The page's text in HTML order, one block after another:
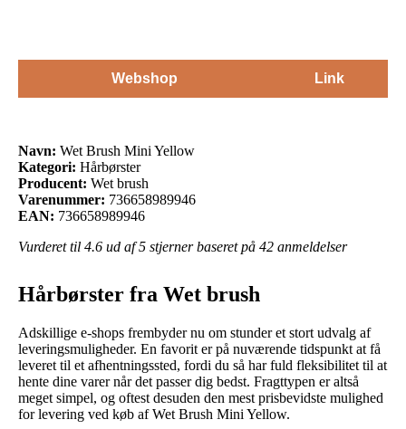
Webshop Link
Navn: Wet Brush Mini Yellow
Kategori: Hårbørster
Producent: Wet brush
Varenummer: 736658989946
EAN: 736658989946
Vurderet til 4.6 ud af 5 stjerner baseret på 42 anmeldelser
Hårbørster fra Wet brush
Adskillige e-shops frembyder nu om stunder et stort udvalg af
leveringsmuligheder. En favorit er på nuværende tidspunkt at få
leveret til et afhentningssted, fordi du så har fuld fleksibilitet til at
hente dine varer når det passer dig bedst. Fragttypen er altså
meget simpel, og oftest desuden den mest prisbevidste mulighed
for levering ved køb af Wet Brush Mini Yellow.